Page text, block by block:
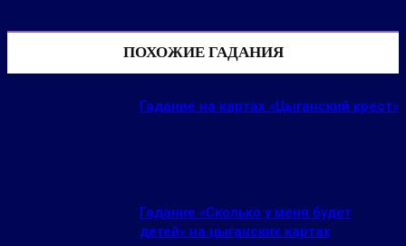
ПОХОЖИЕ ГАДАНИЯ
Гадание на картах «Цыганский крест»
Гадание «Сколько у меня будет
детей» на цыганских картах